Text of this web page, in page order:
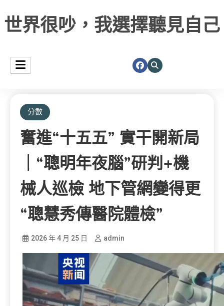
世界很吵，我選擇聽見自己
分數
奮進“十五五” 實干開新局
｜“聰明年夜腦”研判+機
械人巡檢 地下管網變得更
“聰慧秀傳醫院體檢”
2026 年 4 月 25 日 admin